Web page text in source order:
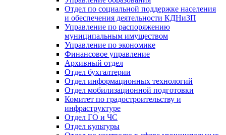
Отдел по социальной поддержке населения
и обеспечения деятельности КДНиЗП
Управление по распоряжению
муниципальным имуществом
Управление по экономике
Финансовое управление
Архивный отдел
Отдел бухгалтерии
Отдел информационных технологий
Отдел мобилизационной подготовки
Комитет по градостроительству и
инфраструктуре
Отдел ГО и ЧС
Отдел культуры